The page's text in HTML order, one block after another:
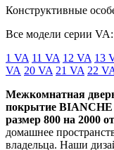
Конструктивные
Все модели серии VA:
1 VA 11 VA 12 VA 13
VA 20 VA 21 VA 22
Межкомнатная
покрытие BIANCHE
размер 800 на 2000
домашнее
владельца. Наши